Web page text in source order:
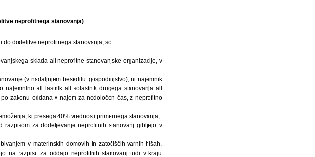
neprofitnega stanovanja)
dodelitve neprofitnega stanovanja, so:
sklada ali neprofitne stanovanjske organizacije, v
(v nadaljnjem besedilu: gospodinjstvo), ni najemnik
najemnino ali lastnik ali solastnik drugega stanovanja ali
zakonu oddana v najem za nedoločen čas, z neprofitno
ki presega 40% vrednosti primernega stanovanja;
za dodeljevanje neprofitnih stanovanj gibljejo v
v materinskih domovih in zatočiščih-varnih hišah,
na razpisu za oddajo neprofitnih stanovanj tudi v kraju